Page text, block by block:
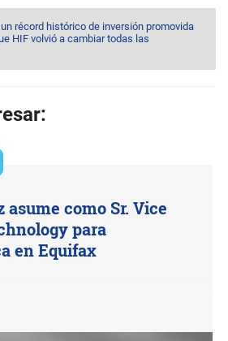
récord histórico de inversión promovida
HIF volvió a cambiar todas las
asume como Sr. Vice
para
en Equifax